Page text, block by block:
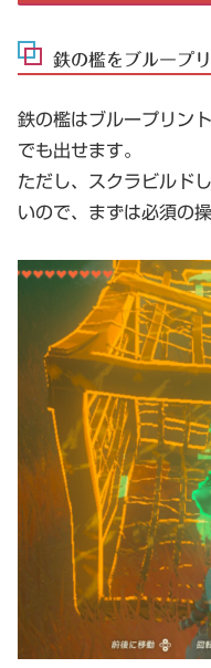
鉄の檻をブループ
鉄の檻はブループリン
でも出せます。
ただし、スクラビルド
いので、まずは必須の